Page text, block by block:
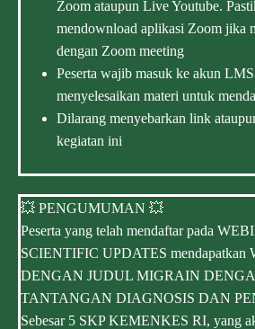
Zoom ataupun Live Youtube.
mendownload aplikasi Zoom jika
dengan Zoom meeting
Peserta wajib masuk ke akun
menyelesaikan materi untuk
Dilarang menyebarkan link
kegiatan ini
💥 PENGUMUMAN 💥
Peserta yang telah mendaftar pada
SCIENTIFIC UPDATES
DENGAN JUDUL MIGRAIN
TANTANGAN DIAGNOSIS DAN
Sebesar 5 SKP KEMENKES RI, yang